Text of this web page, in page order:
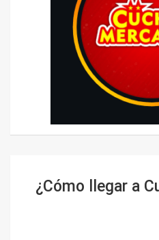
¿Cómo llegar a